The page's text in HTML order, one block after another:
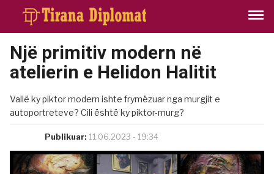
Një primitiv modern në
atelierin e Helidon Halitit
Vallë ky piktor modern ishte frymëzuar nga murgjit e
autoportreteve? Cili është ky piktor-murg?
Publikuar: 11.06.2023 - 19:34